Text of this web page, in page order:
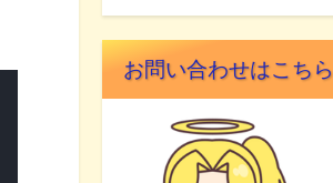
お問い合わせはこちら